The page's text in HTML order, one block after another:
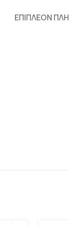
ΕΠΙΠΛΕΟΝ